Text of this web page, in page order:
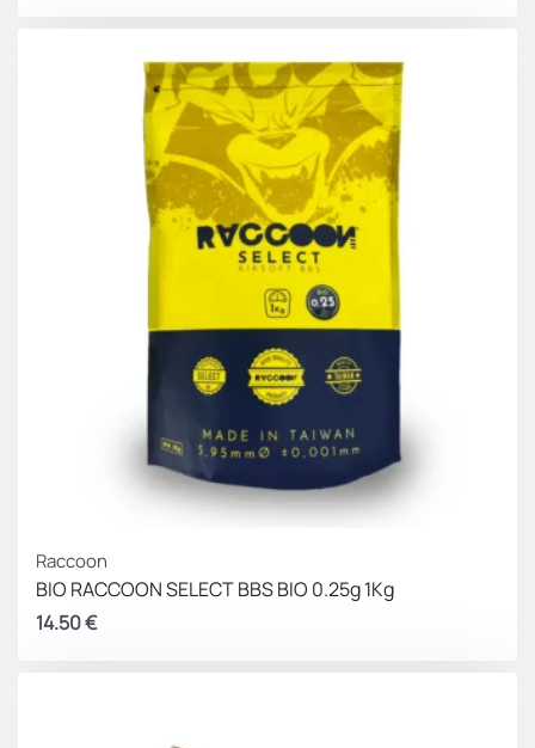
Raccoon
BIO RACCOON SELECT BBS BIO 0.25g 1Kg
14.50€